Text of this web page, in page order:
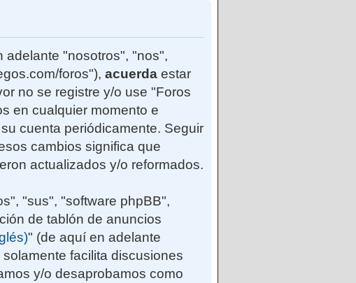
adelante "nosotros", "nos",
foros"), acuerda estar
no se registre y/o use "Foros
en cualquier momento e
cuenta periódicamente. Seguir
cambios significa que
actualizados y/o reformados.
"sus", "software phpBB",
de tablón de anuncios
" (de aquí en adelante
facilita discusiones
y/o desaprobamos como